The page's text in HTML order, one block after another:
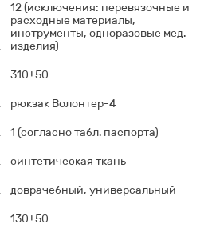
12 (исключения: перевязочные и
расходные материалы,
инструменты, одноразовые мед.
изделия)
310±50
рюкзак Волонтер-4
1 (согласно табл. паспорта)
синтетическая ткань
доврачебный, универсальный
130±50